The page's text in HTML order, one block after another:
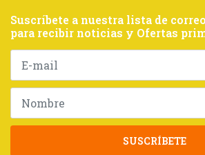
Suscríbete a nuestra lista de
para recibir noticias y Ofertas
SUSCRÍBETE